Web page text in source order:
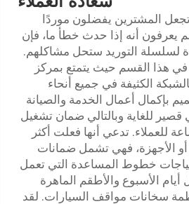
تجعل المشترين يفضلون موردًا
يعرفون أنه إذا حدث خطأ ما، فإن
لسلسلة التوريد ستحل مشاكلهم.
في هذا القسم حيث يتمتع بمركز
الكثيفة في جميع أنحاء
بإكمال أعمال الخدمة والصيانة
قصير للغاية وبالتالي ضمان تشغيل
للعملاء. تدعي أنها فعلت أكثر
الأجهزة، فهي تشمل ضمانات
خطوط المساعدة التي تعمل
الأسبوع والأطقم الماهرة
سخانات مواقف السيارات. لقد